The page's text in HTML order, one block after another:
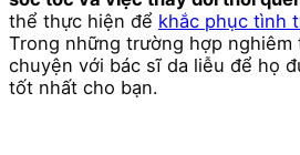
thể thực hiện để khắc phục tình
Trong những trường hợp nghiêm
chuyện với bác sĩ da liễu để họ
tốt nhất cho bạn.